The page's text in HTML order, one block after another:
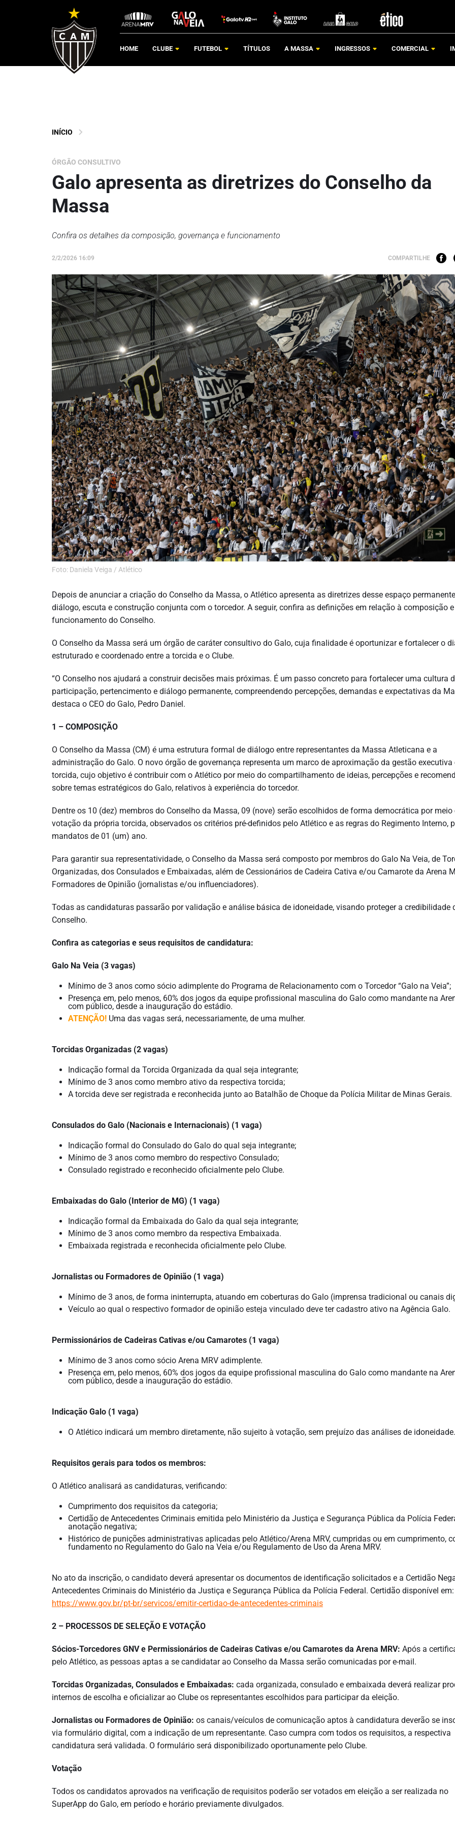
HOME CLUBE FUTEBOL TÍTULOS A MASSA INGRESSOS COMERCIAL
INÍCIO
ÓRGÃO CONSULTIVO
Galo apresenta as diretrizes do Conselho da
Massa
Confira os detalhes da composição, governança e funcionamento
2/2/2026 16:09 COMPARTILHE
Foto: Daniela Veiga / Atlético
Depois de anunciar a criação do Conselho da Massa, o Atlético apresenta as diretrizes desse espaço
diálogo, escuta e construção conjunta com o torcedor. A seguir, confira as definições em relação à composição
funcionamento do Conselho.
O Conselho da Massa será um órgão de caráter consultivo do Galo, cuja finalidade é oportunizar e fortalecer o
estruturado e coordenado entre a torcida e o Clube.
“O Conselho nos ajudará a construir decisões mais próximas. É um passo concreto para fortalecer uma cultura
participação, pertencimento e diálogo permanente, compreendendo percepções, demandas e expectativas da
destaca o CEO do Galo, Pedro Daniel.
1 – COMPOSIÇÃO
O Conselho da Massa (CM) é uma estrutura formal de diálogo entre representantes da Massa Atleticana e a
administração do Galo. O novo órgão de governança representa um marco de aproximação da gestão executiva
torcida, cujo objetivo é contribuir com o Atlético por meio do compartilhamento de ideias, percepções e
sobre temas estratégicos do Galo, relativos à experiência do torcedor.
Dentre os 10 (dez) membros do Conselho da Massa, 09 (nove) serão escolhidos de forma democrática por meio
votação da própria torcida, observados os critérios pré-definidos pelo Atlético e as regras do Regimento Interno,
mandatos de 01 (um) ano.
Para garantir sua representatividade, o Conselho da Massa será composto por membros do Galo Na Veia, de
Organizadas, dos Consulados e Embaixadas, além de Cessionários de Cadeira Cativa e/ou Camarote da Arena
Formadores de Opinião (jornalistas e/ou influenciadores).
Todas as candidaturas passarão por validação e análise básica de idoneidade, visando proteger a credibilidade
Conselho.
Confira as categorias e seus requisitos de candidatura:
Galo Na Veia (3 vagas)
Mínimo de 3 anos como sócio adimplente do Programa de Relacionamento com o Torcedor “Galo na Veia”;
Presença em, pelo menos, 60% dos jogos da equipe profissional masculina do Galo como mandante na
com público, desde a inauguração do estádio.
ATENÇÃO! Uma das vagas será, necessariamente, de uma mulher.
Torcidas Organizadas (2 vagas)
Indicação formal da Torcida Organizada da qual seja integrante;
Mínimo de 3 anos como membro ativo da respectiva torcida;
A torcida deve ser registrada e reconhecida junto ao Batalhão de Choque da Polícia Militar de Minas Gerais.
Consulados do Galo (Nacionais e Internacionais) (1 vaga)
Indicação formal do Consulado do Galo do qual seja integrante;
Mínimo de 3 anos como membro do respectivo Consulado;
Consulado registrado e reconhecido oficialmente pelo Clube.
Embaixadas do Galo (Interior de MG) (1 vaga)
Indicação formal da Embaixada do Galo da qual seja integrante;
Mínimo de 3 anos como membro da respectiva Embaixada.
Embaixada registrada e reconhecida oficialmente pelo Clube.
Jornalistas ou Formadores de Opinião (1 vaga)
Mínimo de 3 anos, de forma ininterrupta, atuando em coberturas do Galo (imprensa tradicional ou canais
Veículo ao qual o respectivo formador de opinião esteja vinculado deve ter cadastro ativo na Agência Galo.
Permissionários de Cadeiras Cativas e/ou Camarotes (1 vaga)
Mínimo de 3 anos como sócio Arena MRV adimplente.
Presença em, pelo menos, 60% dos jogos da equipe profissional masculina do Galo como mandante na
com público, desde a inauguração do estádio.
Indicação Galo (1 vaga)
O Atlético indicará um membro diretamente, não sujeito à votação, sem prejuízo das análises de idoneidade.
Requisitos gerais para todos os membros:
O Atlético analisará as candidaturas, verificando:
Cumprimento dos requisitos da categoria;
Certidão de Antecedentes Criminais emitida pelo Ministério da Justiça e Segurança Pública da Polícia
anotação negativa;
Histórico de punições administrativas aplicadas pelo Atlético/Arena MRV, cumpridas ou em cumprimento,
fundamento no Regulamento do Galo na Veia e/ou Regulamento de Uso da Arena MRV.
No ato da inscrição, o candidato deverá apresentar os documentos de identificação solicitados e a Certidão
Antecedentes Criminais do Ministério da Justiça e Segurança Pública da Polícia Federal. Certidão disponível em:
https://www.gov.br/pt-br/servicos/emitir-certidao-de-antecedentes-criminais
2 – PROCESSOS DE SELEÇÃO E VOTAÇÃO
Sócios-Torcedores GNV e Permissionários de Cadeiras Cativas e/ou Camarotes da Arena MRV: Após a
pelo Atlético, as pessoas aptas a se candidatar ao Conselho da Massa serão comunicadas por e-mail.
Torcidas Organizadas, Consulados e Embaixadas: cada organizada, consulado e embaixada deverá realizar
internos de escolha e oficializar ao Clube os representantes escolhidos para participar da eleição.
Jornalistas ou Formadores de Opinião: os canais/veículos de comunicação aptos à candidatura deverão se
via formulário digital, com a indicação de um representante. Caso cumpra com todos os requisitos, a respectiva
candidatura será validada. O formulário será disponibilizado oportunamente pelo Clube.
Votação
Todos os candidatos aprovados na verificação de requisitos poderão ser votados em eleição a ser realizada no
SuperApp do Galo, em período e horário previamente divulgados.